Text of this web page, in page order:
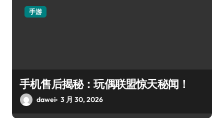
手游
手机售后揭秘：玩偶联盟惊天秘闻！
dawei 3 月 30, 2026